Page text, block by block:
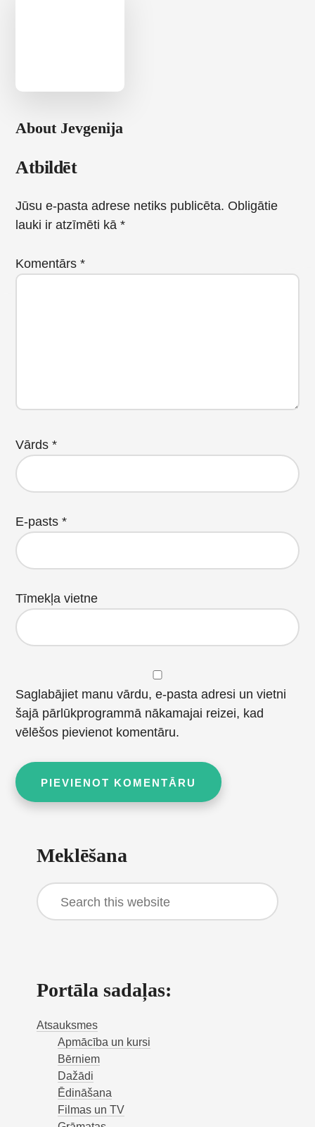
About Jevgenija
Reader
Interactions
Atbildēt
Jūsu e-pasta adrese netiks publicēta. Obligātie
lauki ir atzīmēti kā*
Komentārs*
Vārds*
E-pasts*
Tīmekļa vietne
Saglabājiet manu vārdu, e-pasta adresi un vietni
šajā pārlūkprogrammā nākamajai reizei, kad
vēlēšos pievienot komentāru.
Sidebar
Meklēšana
Search
this
website
Portāla sadaļas:
Atsauksmes
Apmācība un kursi
Bērniem
Dažādi
Ēdināšana
Filmas un TV